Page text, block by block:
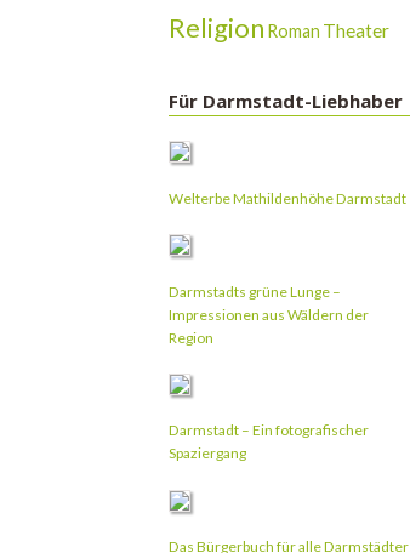
Religion Roman Theater
Für Darmstadt-Liebhaber
Welterbe Mathildenhöhe Darmstadt
Darmstadts grüne Lunge –
Impressionen aus Wäldern der
Region
Darmstadt – Ein fotografischer
Spaziergang
Das Bürgerbuch für alle Darmstädter